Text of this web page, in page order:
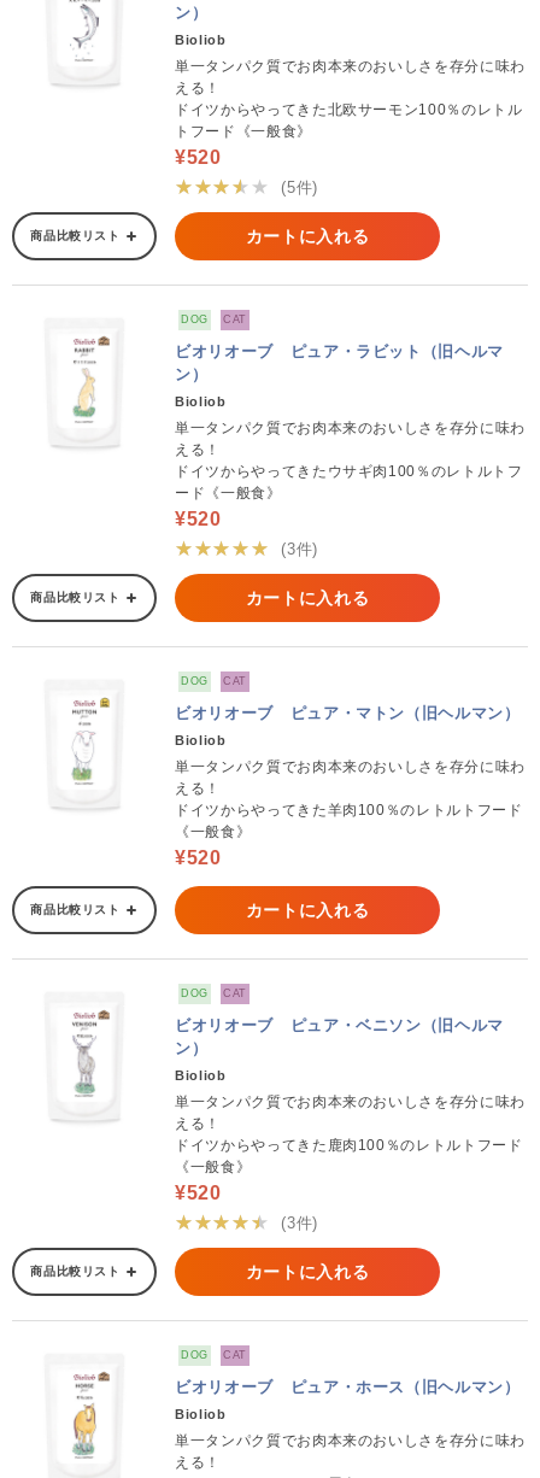
ン）
Bioliob
単一タンパク質でお肉本来のおいしさを存分に味わ
える！
ドイツからやってきた北欧サーモン100％のレトル
トフード《一般食》
¥520
★★★★★
(5件)
商品比較リスト カートに入れる
DOG CAT
ビオリオーブ ピュア・ラビット（旧ヘルマ
ン）
Bioliob
単一タンパク質でお肉本来のおいしさを存分に味わ
える！
ドイツからやってきたウサギ肉100％のレトルトフ
ード《一般食》
¥520
★★★★★
(3件)
商品比較リスト カートに入れる
DOG CAT
ビオリオーブ ピュア・マトン（旧ヘルマン）
Bioliob
単一タンパク質でお肉本来のおいしさを存分に味わ
える！
ドイツからやってきた羊肉100％のレトルトフード
《一般食》
¥520
商品比較リスト カートに入れる
DOG CAT
ビオリオーブ ピュア・ベニソン（旧ヘルマ
ン）
Bioliob
単一タンパク質でお肉本来のおいしさを存分に味わ
える！
ドイツからやってきた鹿肉100％のレトルトフード
《一般食》
¥520
★★★★★
(3件)
商品比較リスト カートに入れる
DOG CAT
ビオリオーブ ピュア・ホース（旧ヘルマン）
Bioliob
単一タンパク質でお肉本来のおいしさを存分に味わ
える！